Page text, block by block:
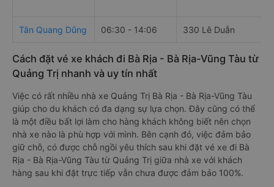
Tân Quang Dũng 06:30 - 14:06 330 Lê Duẫn
Cách đặt vé xe khách đi Bà Rịa - Bà Rịa-Vũng Tàu từ
Quảng Trị nhanh và uy tín nhất
Việc có rất nhiều nhà xe Quảng Trị Bà Rịa - Bà Rịa-Vũng Tàu
giúp cho du khách có đa dạng sự lựa chọn. Đây cũng có thể
là một điều bất lợi làm cho hàng khách không biết nên chọn
nhà xe nào là phù hợp với mình. Bên cạnh đó, việc đảm bảo
giữ chỗ, có được chỗ ngồi yêu thích sau khi đặt vé xe đi Bà
Rịa - Bà Rịa-Vũng Tàu từ Quảng Trị giữa nhà xe với khách
hàng sau khi đặt trực tiếp vẫn chưa được đảm bảo 100%.